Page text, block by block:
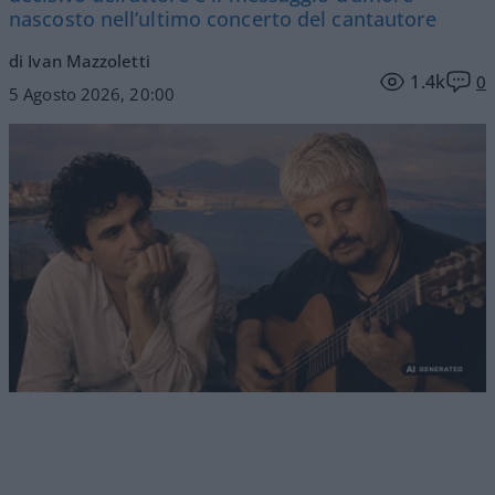
nascosto nell’ultimo concerto del cantautore
di Ivan Mazzoletti
5 Agosto 2026, 20:00
1.4k 0